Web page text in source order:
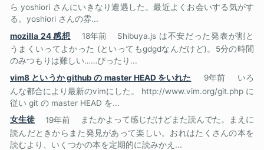
ら yoshiori さんにいきなり遭遇した。最近よくお会いする気がす
る。yoshiori さんの雰...
mozilla 24 感想
18年前
Shibuya.js は不安だった発表が割と
うまくいってよかった (といってもgdgdなんだけど)。5分の時間
のみつもりは難しい……ぴったり...
vim8 というか github の master HEAD をいれた
9年前
いろ
んな都合により最新のvimにした。 http://www.vim.org/git.php に
従い git の master HEAD を...
女生徒
19年前
またかよって感じだけどまた読んでた。まえに
読んだときからまた発見があって楽しい。おれはたくさんの本を
読むより、いくつかの本を定期的に読みかえ...